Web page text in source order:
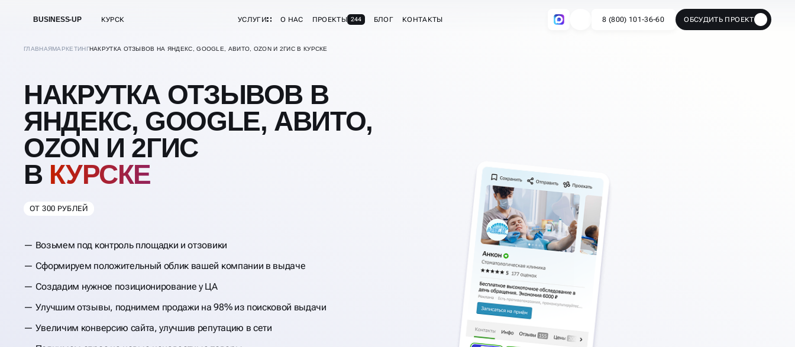
BUSINESS-UP КУРСК УСЛУГИ О НАС ПРОЕКТЫ 244 БЛОГ КОНТАКТЫ 8 (800) 101-36-60 ОБСУДИТЬ ПРОЕКТ
ГЛАВНАЯМАРКЕТИНГНАКРУТКА ОТЗЫВОВ НА ЯНДЕКС, GOOGLE, АВИТО, OZON И 2ГИС В КУРСКЕ
НАКРУТКА ОТЗЫВОВ В
ЯНДЕКС, GOOGLE, АВИТО,
OZON И 2ГИС
В КУРСКЕ
ОТ 300 РУБЛЕЙ
Возьмем под контроль площадки и отзовики
Сформируем положительный облик вашей компании в выдаче
Создадим нужное позиционирование у ЦА
Улучшим отзывы, поднимем продажи на 98% из поисковой выдачи
Увеличим конверсию сайта, улучшив репутацию в сети